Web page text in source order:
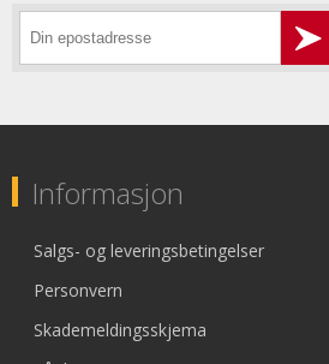
Informasjon
Salgs- og leveringsbetingelser
Personvern
Skademeldingsskjema